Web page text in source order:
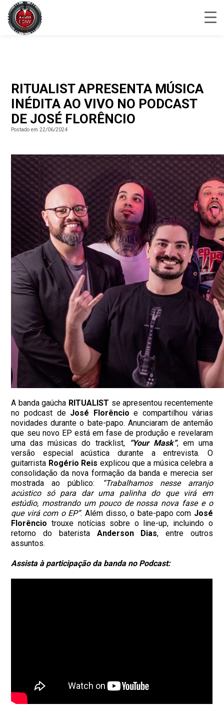
RITUALIST APRESENTA MÚSICA
INÉDITA AO VIVO NO PODCAST
DE JOSÉ FLORÊNCIO
Postado em 22/06/2024
A banda gaúcha RITUALIST se apresentou recentemente
no podcast de José Florêncioe compartilhou várias
novidades durante o bate-papo. Anunciaram de antemão
que seu novo EP está em fase de produção e revelaram
uma das músicas do tracklist,
“Your Mask”, em uma
versão especial acústica durante a entrevista. O
guitarrista Rogério Reis explicou que a música celebra a
consolidação da nova formação da banda e merecia ser
mostrada ao público:
“Trabalhamos nesse arranjo
acústico só para dar uma palinha do que virá em
estúdio, mostrando um pouco de nossa nova fase e o
que virá com o EP”. Além disso, o bate-papo com José
Florêncio trouxe notícias sobre o line-up, incluindo o
retorno do baterista Anderson Dias, entre outros
assuntos.
Assista à participação da banda no Podcast: